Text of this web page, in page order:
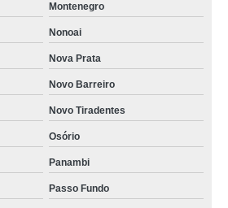
Montenegro
Nonoai
Nova Prata
Novo Barreiro
Novo Tiradentes
Osório
Panambi
Passo Fundo